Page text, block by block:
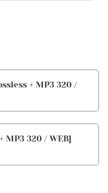
+ MP3 320 /
MP3 320 / WEB]